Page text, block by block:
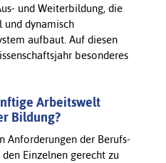
und Weiterbildung, die
dynamisch
aufbaut. Auf diesen
besonderes
Arbeitswelt
Bildung?
Anforderungen der Berufs-
Einzelnen gerecht zu